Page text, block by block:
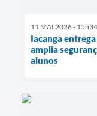
11 MAI 2026 - 15h34
Iacanga
amplia
alunos